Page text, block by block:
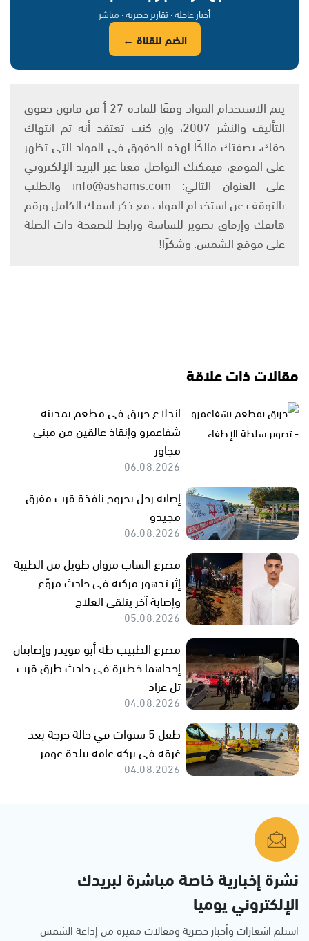
أخبار عاجلة · تقارير حصرية · مباشر
انضم للقناة ←
يتم الاستخدام المواد وفقًا للمادة 27 أ من قانون حقوق
التأليف والنشر 2007، وإن كنت تعتقد أنه تم انتهاك
حقك، بصفتك مالكًا لهذه الحقوق في المواد التي تظهر
على الموقع، فيمكنك التواصل معنا عبر البريد الإلكتروني
على العنوان التالي: info@ashams.com والطلب
بالتوقف عن استخدام المواد، مع ذكر اسمك الكامل ورقم
هاتفك وإرفاق تصوير للشاشة ورابط للصفحة ذات الصلة
على موقع الشمس. وشكرًا!
مقالات ذات علاقة
اندلاع حريق في مطعم بمدينة
شفاعمرو وإنقاذ عالقين من مبنى
مجاور
06.08.2026
إصابة رجل بجروح نافذة قرب مفرق
مجيدو
06.08.2026
مصرع الشاب مروان طويل من الطيبة
إثر تدهور مركبة في حادث مروّع..
وإصابة آخر يتلقى العلاج
05.08.2026
مصرع الطبيب طه أبو قويدر وإصابتان
إحداهما خطيرة في حادث طرق قرب
تل عراد
04.08.2026
طفل 5 سنوات في حالة حرجة بعد
غرقه في بركة عامة ببلدة عومر
04.08.2026
نشرة إخبارية خاصة مباشرة لبريدك
الإلكتروني يوميا
استلم اشعارات وأخبار حصرية ومقالات مميزة من إذاعة الشمس